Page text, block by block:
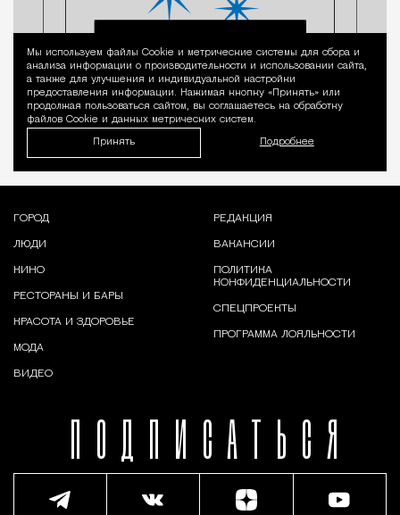
Уведомление
Мы используем файлы Сookie и метрические системы для сбора и
анализа информации о производительности и использовании сайта,
а также для улучшения и индивидуальной настройки
предоставления информации. Нажимая кнопку «Принять» или
продолжая пользоваться сайтом, вы соглашаетесь на обработку
файлов Cookie и данных метрических систем.
Принять Подробнее
ПОДПИСАТЬСЯ
ГОРОД
ЛЮДИ
КИНО
РЕСТОРАНЫ И БАРЫ
КРАСОТА И ЗДОРОВЬЕ
МОДА
ВИДЕО
РЕДАКЦИЯ
ВАКАНСИИ
ПОЛИТИКА
КОНФИДЕНЦИАЛЬНОСТИ
СПЕЦПРОЕКТЫ
ПРОГРАММА ЛОЯЛЬНОСТИ